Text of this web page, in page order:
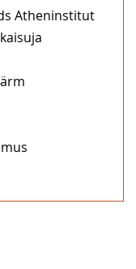
Atheninstitut